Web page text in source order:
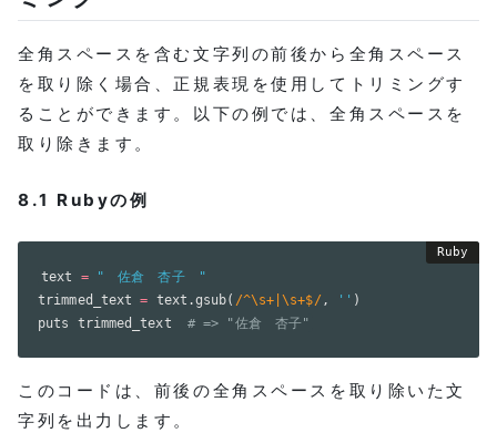
全角スペースを含む文字列の前後から全角スペース
を取り除く場合、正規表現を使用してトリミングす
ることができます。以下の例では、全角スペースを
取り除きます。
8.1 Rubyの例
text =
"　佐倉　杏子　"
trimmed_text = text .gsub( /^\s+|\s+$/ , '' )
puts trimmed_text # => "佐倉　杏子"
このコードは、前後の全角スペースを取り除いた文
字列を出力します。